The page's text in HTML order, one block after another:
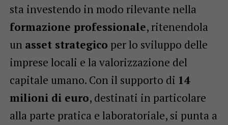
sta investendo in modo rilevante nella
formazione professionale, ritenendola
un asset strategico per lo sviluppo delle
imprese locali e la valorizzazione del
capitale umano. Con il supporto di 14
milioni di euro, destinati in particolare
alla parte pratica e laboratoriale, si punta a